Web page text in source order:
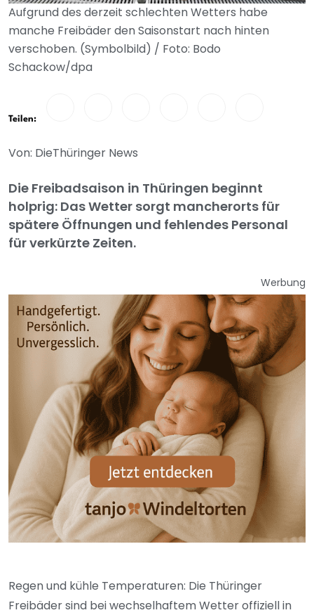
Aufgrund des derzeit schlechten Wetters habe
manche Freibäder den Saisonstart nach hinten
verschoben. (Symbolbild) / Foto: Bodo
Schackow/dpa
Teilen:
Von: DieThüringer News
Die Freibadsaison in Thüringen beginnt
holprig: Das Wetter sorgt mancherorts für
spätere Öffnungen und fehlendes Personal
für verkürzte Zeiten.
Werbung
Regen und kühle Temperaturen: Die Thüringer
Freibäder sind bei wechselhaftem Wetter offiziell in